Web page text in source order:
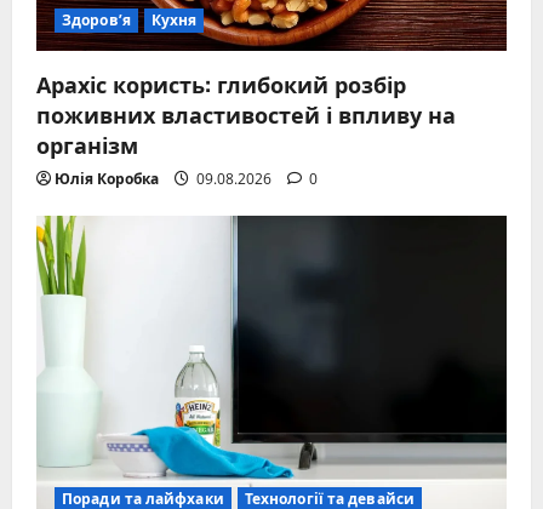
Здоров’я Кухня
Арахіс користь: глибокий розбір
поживних властивостей і впливу на
організм
Юлія Коробка 09.08.2026 0
Поради та лайфхаки Технології та девайси